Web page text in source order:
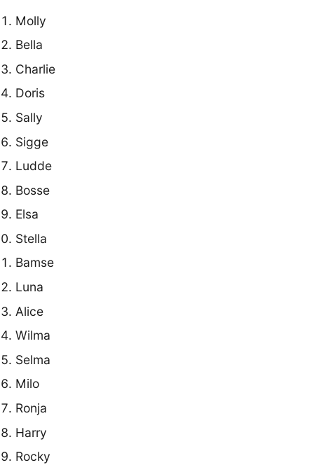
Molly
Bella
Charlie
Doris
Sally
Sigge
Ludde
Bosse
Elsa
Stella
Bamse
Luna
Alice
Wilma
Selma
Milo
Ronja
Harry
Rocky